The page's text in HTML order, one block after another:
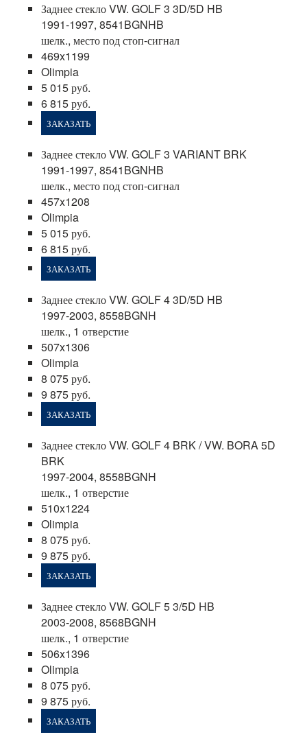
Заднее стекло VW. GOLF 3 3D/5D HB
1991-1997, 8541BGNHB
шелк., место под стоп-сигнал
469x1199
Olimpia
5 015 руб.
6 815 руб.
ЗАКАЗАТЬ
Заднее стекло VW. GOLF 3 VARIANT BRK
1991-1997, 8541BGNHB
шелк., место под стоп-сигнал
457x1208
Olimpia
5 015 руб.
6 815 руб.
ЗАКАЗАТЬ
Заднее стекло VW. GOLF 4 3D/5D HB
1997-2003, 8558BGNH
шелк., 1 отверстие
507x1306
Olimpia
8 075 руб.
9 875 руб.
ЗАКАЗАТЬ
Заднее стекло VW. GOLF 4 BRK / VW. BORA 5D
BRK
1997-2004, 8558BGNH
шелк., 1 отверстие
510x1224
Olimpia
8 075 руб.
9 875 руб.
ЗАКАЗАТЬ
Заднее стекло VW. GOLF 5 3/5D HB
2003-2008, 8568BGNH
шелк., 1 отверстие
506x1396
Olimpia
8 075 руб.
9 875 руб.
ЗАКАЗАТЬ